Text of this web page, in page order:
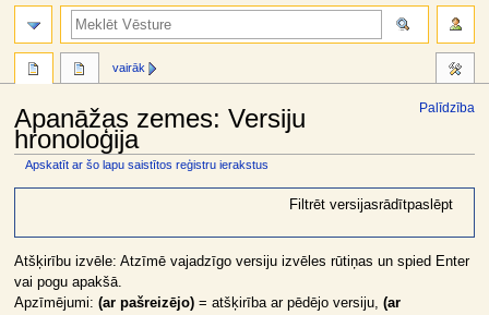
Palīdzība
Apanāžas zemes: Versiju
hronoloģija
Apskatīt ar šo lapu saistītos reģistru ierakstus
navigation
search
Filtrēt versijasrādītpaslēpt
Atšķirību izvēle: Atzīmē vajadzīgo versiju izvēles rūtiņas un spied Enter
vai pogu apakšā.
Apzīmējumi: (ar pašreizējo)= atšķirība ar pēdējo versiju, (ar
vairāk
meklēt